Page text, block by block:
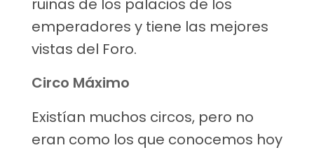
ruinas de los palacios de los
emperadores y tiene las mejores
vistas del Foro.
Circo Máximo
Existían muchos circos, pero no
eran como los que conocemos hoy